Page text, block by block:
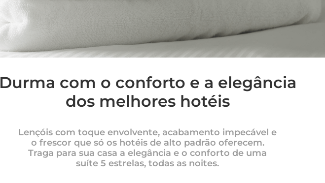
Durma com o conforto e a elegância
dos melhores hotéis
Lençóis com toque envolvente, acabamento impecável e
o frescor que só os hotéis de alto padrão oferecem.
Traga para sua casa a elegância e o conforto de uma
suíte 5 estrelas, todas as noites.